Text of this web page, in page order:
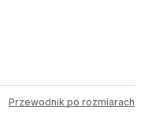
Przewodnik po rozmiarach